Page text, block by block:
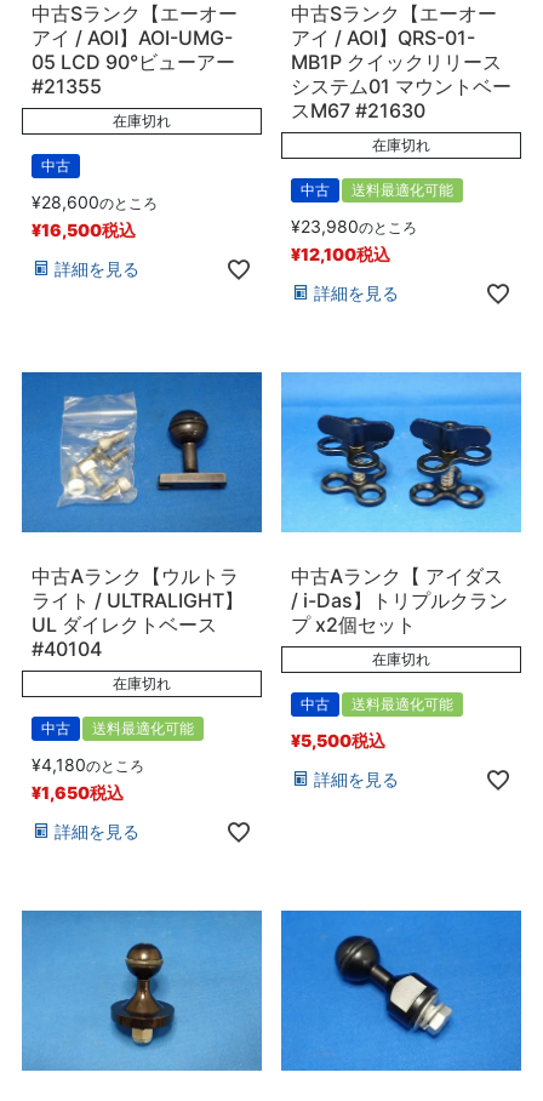
中古Sランク【エーオー
アイ / AOI】AOI-UMG-
05 LCD 90°ビューアー
#21355
在庫切れ
中古
¥28,600のところ
¥16,500税込
詳細を見る
中古Sランク【エーオー
アイ / AOI】QRS-01-
MB1P クイックリリース
システム01 マウントベー
スM67 #21630
在庫切れ
中古 送料最適化可能
¥23,980のところ
¥12,100税込
詳細を見る
中古Aランク【ウルトラ
ライト / ULTRALIGHT】
UL ダイレクトベース
#40104
在庫切れ
中古 送料最適化可能
¥4,180のところ
¥1,650税込
詳細を見る
中古Aランク【 アイダス
/ i-Das】トリプルクラン
プ x2個セット
在庫切れ
中古 送料最適化可能
¥5,500税込
詳細を見る